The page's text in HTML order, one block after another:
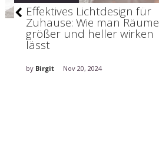
Effektives Lichtdesign für
Zuhause: Wie man Räume
größer und heller wirken
lässt
by Birgit Nov 20, 2024